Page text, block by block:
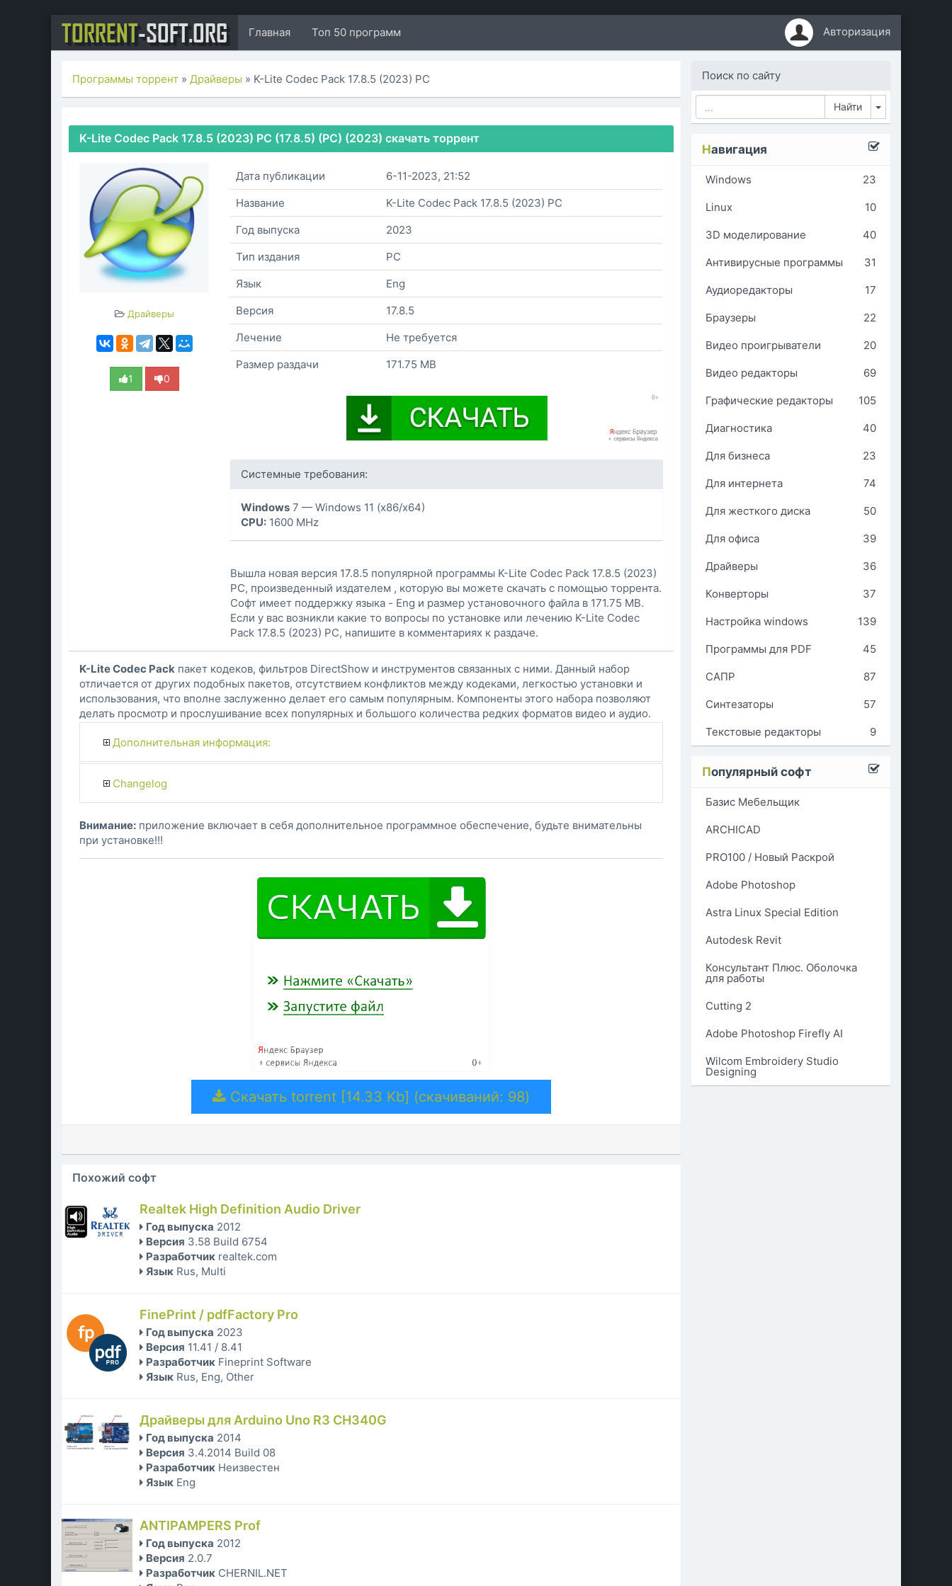
TORRENT-SOFT.ORG Главная Топ 50 программ Авторизация
Программы торрент » Драйверы » K-Lite Codec Pack 17.8.5 (2023) PC
K-Lite Codec Pack 17.8.5 (2023) PC (17.8.5) (PC) (2023) скачать торрент
Драйверы
1 0
Дата публикации
6-11-2023, 21:52
Название
K-Lite Codec Pack 17.8.5 (2023) PC
Год выпуска
2023
Тип издания
PC
Язык
Eng
Версия
17.8.5
Лечение
Не требуется
Размер раздачи
171.75 MB
Системные требования:
Windows 7 — Windows 11 (x86/x64)
CPU: 1600 MHz
Вышла новая версия 17.8.5 популярной программы K-Lite Codec Pack 17.8.5 (2023)
PC, произведенный издателем , которую вы можете скачать с помощью торрента.
Софт имеет поддержку языка - Eng и размер установочного файла в 171.75 MB.
Если у вас возникли какие то вопросы по установке или лечению K-Lite Codec
Pack 17.8.5 (2023) PC, напишите в комментариях к раздаче.
K-Lite Codec Pack пакет кодеков, фильтров DirectShow и инструментов связанных с ними. Данный набор
отличается от других подобных пакетов, отсутствием конфликтов между кодеками, легкостью установки и
использования, что вполне заслуженно делает его самым популярным. Компоненты этого набора позволяют
делать просмотр и прослушивание всех популярных и большого количества редких форматов видео и аудио.
Дополнительная информация:
Changelog
Внимание: приложение включает в себя дополнительное программное обеспечение, будьте внимательны
при установке!!!
Скачать torrent [14.33 Kb] (cкачиваний: 98)
Похожий софт
Realtek High Definition Audio Driver
Год выпуска 2012
Версия 3.58 Build 6754
Разработчик realtek.com
Язык Rus, Multi
FinePrint / pdfFactory Pro
Год выпуска 2023
Версия 11.41 / 8.41
Разработчик Fineprint Software
Язык Rus, Eng, Other
Драйверы для Arduino Uno R3 CH340G
Год выпуска 2014
Версия 3.4.2014 Build 08
Разработчик Неизвестен
Язык Eng
ANTIPAMPERS Prof
Год выпуска 2012
Версия 2.0.7
Разработчик CHERNIL.NET
Поиск по сайту
Toggle
Навигация
Windows 23
Linux 10
3D моделирование 40
Антивирусные программы 31
Аудиоредакторы 17
Браузеры 22
Видео проигрыватели 20
Видео редакторы 69
Графические редакторы 105
Диагностика 40
Для бизнеса 23
Для интернета 74
Для жесткого диска 50
Для офиса 39
Драйверы 36
Конверторы 37
Настройка windows 139
Программы для PDF 45
САПР 87
Синтезаторы 57
Текстовые редакторы 9
Популярный софт
Базис Мебельщик
ARCHICAD
PRO100 / Новый Раскрой
Adobe Photoshop
Astra Linux Special Edition
Autodesk Revit
Консультант Плюс. Оболочка
для работы
Cutting 2
Adobe Photoshop Firefly AI
Wilcom Embroidery Studio
Designing